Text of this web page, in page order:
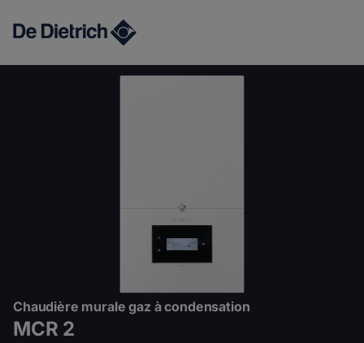
Chaudière murale gaz à condensation
MCR 2